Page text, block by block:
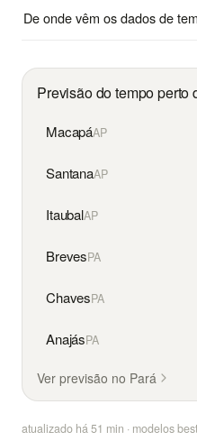
De onde vêm os dados de
Previsão do tempo perto
MacapáAP
SantanaAP
ItaubalAP
BrevesPA
ChavesPA
AnajásPA
Ver previsão no Pará
atualizado há 51 min · modelos